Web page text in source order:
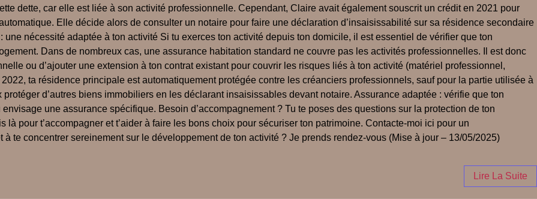
dette, car elle est liée à son activité professionnelle. Cependant, Claire avait également souscrit un crédit en 2021 pour
Elle décide alors de consulter un notaire pour faire une déclaration d’insaisissabilité sur sa résidence secondaire
nécessité adaptée à ton activité Si tu exerces ton activité depuis ton domicile, il est essentiel de vérifier que ton
Dans de nombreux cas, une assurance habitation standard ne couvre pas les activités professionnelles. Il est donc
ou d’ajouter une extension à ton contrat existant pour couvrir les risques liés à ton activité (matériel professionnel,
ta résidence principale est automatiquement protégée contre les créanciers professionnels, sauf pour la partie utilisée à
d’autres biens immobiliers en les déclarant insaisissables devant notaire. Assurance adaptée : vérifie que ton
une assurance spécifique. Besoin d’accompagnement ? Tu te poses des questions sur la protection de ton
pour t’accompagner et t’aider à faire les bons choix pour sécuriser ton patrimoine. Contacte-moi ici pour un
te concentrer sereinement sur le développement de ton activité ? Je prends rendez-vous (Mise à jour – 13/05/2025)
Lire La Suite